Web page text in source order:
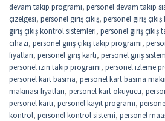
devam takip programı, personel devam takip
çizelgesi, personel giriş çıkış, personel giriş
giriş çıkış kontrol sistemleri, personel giriş çıkış
cihazı, personel giriş çıkış takip programı,
fiyatları, personel giriş kartı, personel giriş
personel izin takip programı, personel izleme
personel kart basma, personel kart basma
makinası fiyatları, personel kart okuyucu,
personel kartı, personel kayıt programı,
kontrol, personel kontrol sistemi, personel